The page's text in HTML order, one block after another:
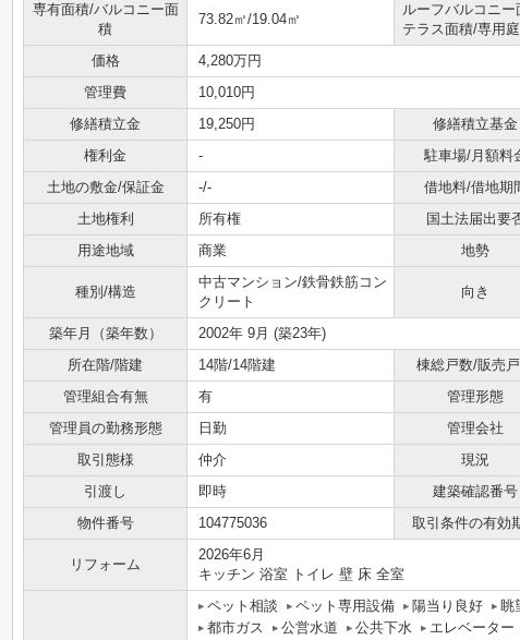
専有面積/バルコニー面
積
73.82㎡/19.04㎡
ルーフバルコニー
テラス面積/専用
価格
4,280万円
管理費
10,010円
修繕積立金
19,250円 修繕積立基金
権利金
- 駐車場/月額料
土地の敷金/保証金
-/- 借地料/借地期
土地権利
所有権 国土法届出要
用途地域
商業 地勢
種別/構造
中古マンション/鉄骨鉄筋コン
クリート
向き
築年月（築年数）
2002年 9月 (築23年)
所在階/階建
14階/14階建 棟総戸数/販売
管理組合有無
有 管理形態
管理員の勤務形態
日勤 管理会社
取引態様
仲介 現況
引渡し
即時 建築確認番号
物件番号
104775036 取引条件の有効
リフォーム
2026年6月
キッチン 浴室 トイレ 壁 床 全室
ペット相談 ペット専用設備 陽当り良好 眺
都市ガス
公営水道 公共下水 エレベーター